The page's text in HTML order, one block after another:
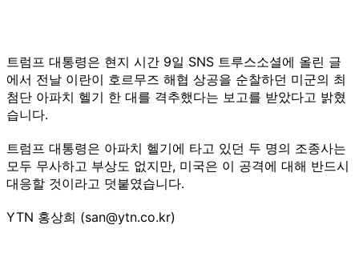
트럼프 대통령은 현지 시간 9일 SNS 트루스소셜에 올린 글
에서 전날 이란이 호르무즈 해협 상공을 순찰하던 미군의 최
첨단 아파치 헬기 한 대를 격추했다는 보고를 받았다고 밝혔
습니다.
트럼프 대통령은 아파치 헬기에 타고 있던 두 명의 조종사는
모두 무사하고 부상도 없지만, 미국은 이 공격에 대해 반드시
대응할 것이라고 덧붙였습니다.
YTN 홍상희 (san@ytn.co.kr)